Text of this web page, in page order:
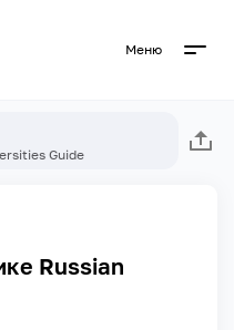
Меню
Guide
Russian